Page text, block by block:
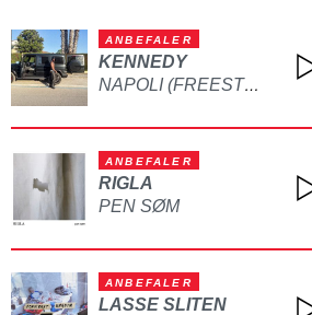
ANBEFALER
KENNEDY
NAPOLI (FREESTYLE)
ANBEFALER
RIGLA
PEN SØM
ANBEFALER
LASSE SLITEN